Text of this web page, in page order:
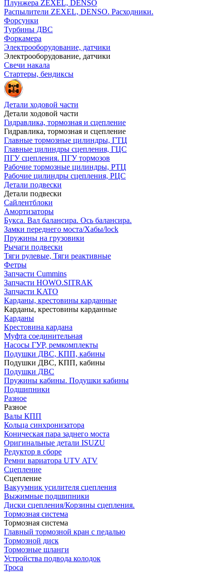
Плунжера ZEXEL, DENSO
Распылители ZEXEL, DENSO. Расходники.
Форсунки
Турбины ДВС
Форкамера
Электрооборудование, датчики
Электрооборудование, датчики
Свечи накала
Стартеры, бендиксы
Детали ходовой части
Детали ходовой части
Гидравлика, тормозная и сцепление
Гидравлика, тормозная и сцепление
Главные тормозные цилиндры, ГТЦ
Главные цилиндры сцепления, ГЦС
ПГУ сцепления. ПГУ тормозов
Рабочие тормозные цилиндры, РТЦ
Рабочие цилиндры сцепления, РЦС
Детали подвески
Детали подвески
Cайлентблоки
Амортизаторы
Букса. Вал балансира. Ось балансира.
Замки переднего моста/Хабы/lock
Пружины на грузовики
Рычаги подвески
Тяги рулевые, Тяги реактивные
Фетры
Запчасти Cummins
Запчасти HOWO.SITRAK
Запчасти KATO
Карданы, крестовины карданные
Карданы, крестовины карданные
Карданы
Крестовина кардана
Муфта соединительная
Насосы ГУР, ремкомплекты
Подушки ДВС, КПП, кабины
Подушки ДВС, КПП, кабины
Подушки ДВС
Пружины кабины. Подушки кабины
Подшипники
Разное
Разное
Валы КПП
Кольца синхронизатора
Коническая пара заднего моста
Оригинальные детали ISUZU
Редуктор в сборе
Ремни вариатора UTV ATV
Сцепление
Сцепление
Вакуумник усилителя сцепления
Выжимные подшипники
Диски сцепления/Корзины сцепления.
Тормозная система
Тормозная система
Главный тормозной кран с педалью
Тормозной диск
Тормозные шланги
Устройства подвода колодок
Троса